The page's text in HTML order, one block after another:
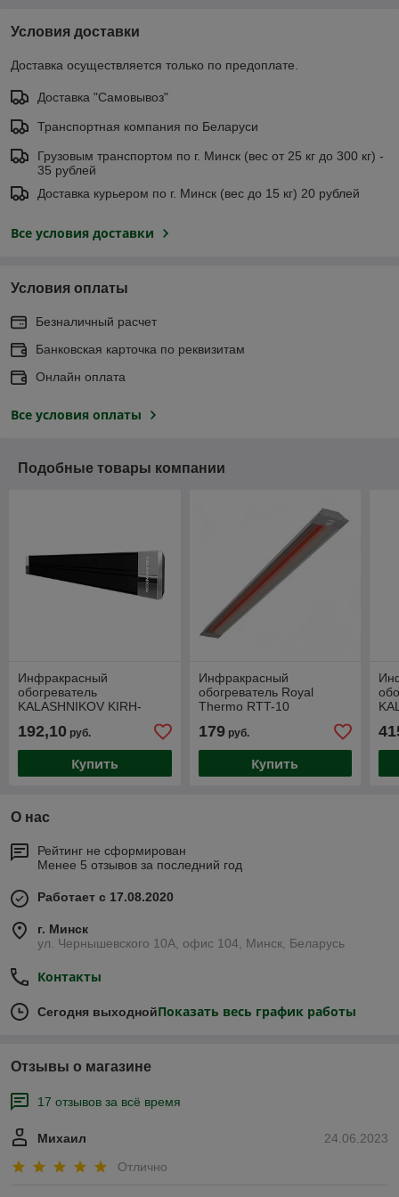
Условия доставки
Доставка осуществляется только по предоплате.
Доставка "Самовывоз"
Транспортная компания по Беларуси
Грузовым транспортом по г. Минск (вес от 25 кг до 300 кг) -
35 рублей
Доставка курьером по г. Минск (вес до 15 кг) 20 рублей
Все условия доставки
Условия оплаты
Безналичный расчет
Банковская карточка по реквизитам
Онлайн оплата
Все условия оплаты
Подобные товары компании
Инфракрасный
обогреватель
KALASHNIKOV KIRH-
E10P-12 (черная панель)
192,10 руб.
Купить
Инфракрасный
обогреватель Royal
Thermo RTT-10
179руб.
Купить
О нас
Рейтинг не сформирован
Менее 5 отзывов за последний год
Работает с 17.08.2020
г. Минск
ул. Чернышевского 10А, офис 104, Минск, Беларусь
Контакты
Сегодня выходнойПоказать весь график работы
Отзывы о магазине
17 отзывов за всё время
24.06.2023
Михаил
Отлично